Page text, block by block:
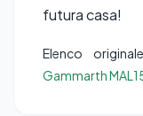
futura casa!
Elenco
Gammarth